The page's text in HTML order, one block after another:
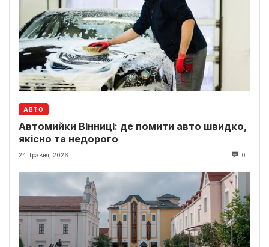
АВТО
Автомийки Вінниці: де помити авто швидко,
якісно та недорого
24 Травня, 2026 0